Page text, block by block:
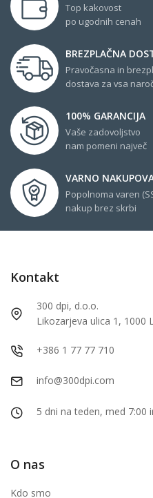
Top kakovost
po ugodnih cenah
BREZPLAČNA
Pravočasna in
dostava za vsa
100% GARANCIJA
Vaše zadovoljstvo
nam pomeni največ
VARNO
Popolnoma varen
nakup brez skrbi
Kontakt
300 dpi, d.o.o.
Likozarjeva ulica 1, 1000
+386 1 77 77 710
info@300dpi.com
5 dni na teden, med 7:00
O nas
Kdo smo